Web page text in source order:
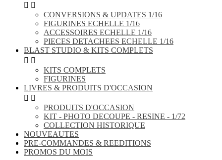
 
CONVERSIONS & UPDATES 1/16
FIGURINES ECHELLE 1/16
ACCESSOIRES ECHELLE 1/16
PIECES DETACHEES ECHELLE 1/16
BLAST STUDIO & KITS COMPLETS
 
KITS COMPLETS
FIGURINES
LIVRES & PRODUITS D'OCCASION
 
PRODUITS D'OCCASION
KIT - PHOTO DECOUPE - RESINE - 1/72
COLLECTION HISTORIQUE
NOUVEAUTES
PRE-COMMANDES & REEDITIONS
PROMOS DU MOIS